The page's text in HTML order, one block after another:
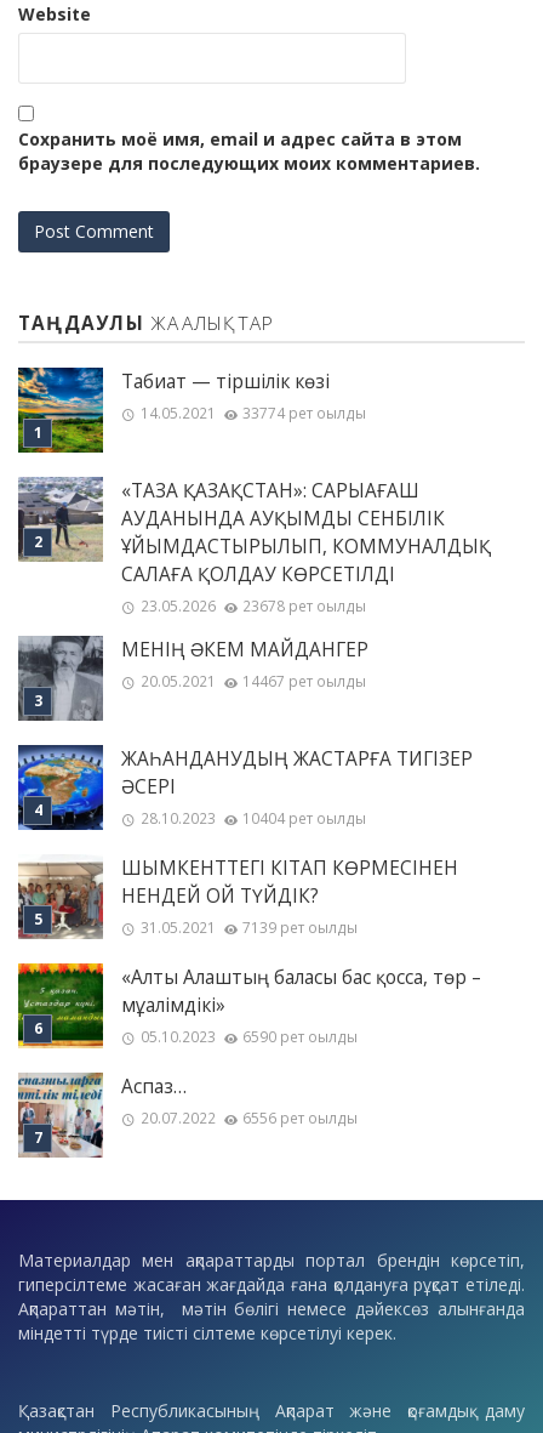
Website
Сохранить моё имя, email и адрес сайта в этом
браузере для последующих моих комментариев.
ТАҢДАУЛЫ ЖАҢАЛЫҚТАР
Табиғат — тіршілік көзі
14.05.2021 33774 рет оқылды
«ТАЗА ҚАЗАҚСТАН»: САРЫАҒАШ
АУДАНЫНДА АУҚЫМДЫ СЕНБІЛІК
ҰЙЫМДАСТЫРЫЛЫП, КОММУНАЛДЫҚ
САЛАҒА ҚОЛДАУ КӨРСЕТІЛДІ
23.05.2026 23678 рет оқылды
МЕНІҢ ƏКЕМ МАЙДАНГЕР
20.05.2021 14467 рет оқылды
ЖАҺАНДАНУДЫҢ ЖАСТАРҒА ТИГІЗЕР
ӘСЕРІ
28.10.2023 10404 рет оқылды
ШЫМКЕНТТЕГІ КІТАП КӨРМЕСІНЕН
НЕНДЕЙ ОЙ ТҮЙДІК?
31.05.2021 7139 рет оқылды
«Алты Алаштың баласы бас қосса, төр –
мұғалімдікі»
05.10.2023 6590 рет оқылды
Аспаз…
20.07.2022 6556 рет оқылды
Материалдар мен ақпараттарды портал брендін көрсетіп,
гиперсілтеме жасаған жағдайда ғана қолдануға рұқсат етіледі.
Ақпараттан мәтін, мәтін бөлігі немесе дәйексөз алынғанда
міндетті түрде тиісті сілтеме көрсетілуі керек.
Қазақстан Республикасының Ақпарат және қоғамдық даму